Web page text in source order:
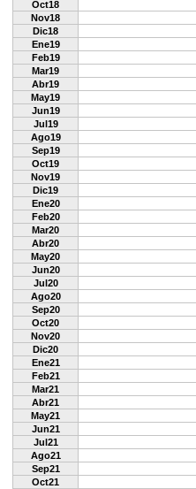
Oct18
Nov18
Dic18
Ene19
Feb19
Mar19
Abr19
May19
Jun19
Jul19
Ago19
Sep19
Oct19
Nov19
Dic19
Ene20
Feb20
Mar20
Abr20
May20
Jun20
Jul20
Ago20
Sep20
Oct20
Nov20
Dic20
Ene21
Feb21
Mar21
Abr21
May21
Jun21
Jul21
Ago21
Sep21
Oct21